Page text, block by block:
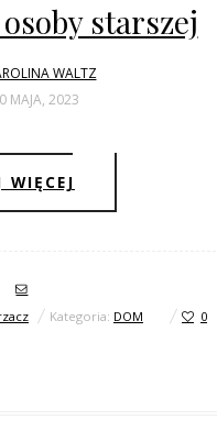
starszej
WALTZ
MAJA, 2023
WIĘCEJ
Kategoria: DOM 0